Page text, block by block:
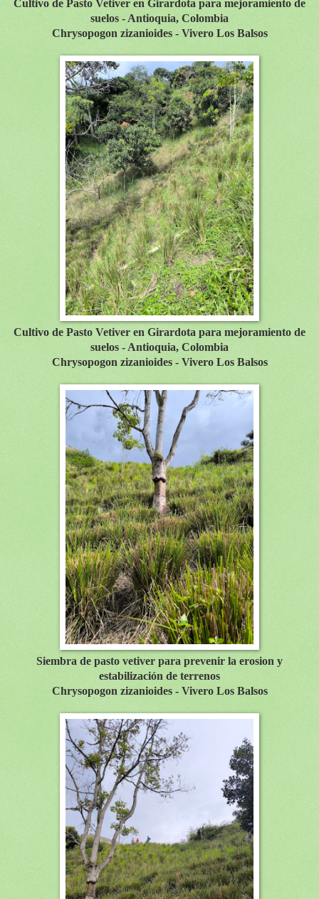
Cultivo de Pasto Vetiver en Girardota para mejoramiento de
suelos - Antioquia, Colombia
Chrysopogon zizanioides - Vivero Los Balsos
Cultivo de Pasto Vetiver en Girardota para mejoramiento de
suelos - Antioquia, Colombia
Chrysopogon zizanioides - Vivero Los Balsos
Siembra de pasto vetiver para prevenir la erosion y
estabilización de terrenos
Chrysopogon zizanioides - Vivero Los Balsos